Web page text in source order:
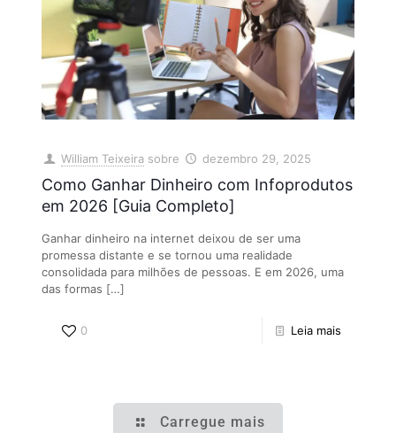
William Teixeira sobre dezembro 29, 2025
Como Ganhar Dinheiro com Infoprodutos
em 2026 [Guia Completo]
Ganhar dinheiro na internet deixou de ser uma
promessa distante e se tornou uma realidade
consolidada para milhões de pessoas. E em 2026, uma
das formas […]
0 Leia mais
Carregue mais